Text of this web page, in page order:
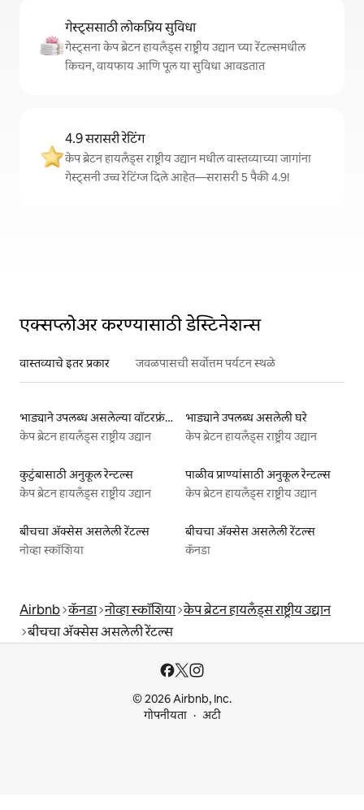
गेस्ट्ससाठी लोकप्रिय सुविधा
गेस्ट्सना केप ब्रेटन हायलँड्स राष्ट्रीय उद्यान च्या रेंटल्समधील
किचन, वायफाय आणि पूल या सुविधा आवडतात
4.9 सरासरी रेटिंग
केप ब्रेटन हायलँड्स राष्ट्रीय उद्यान मधील वास्तव्याच्या जागांना
गेस्ट्सनी उच्च रेटिंग्ज दिले आहेत—सरासरी 5 पैकी 4.9!
एक्सप्लोअर करण्यासाठी डेस्टिनेशन्स
वास्तव्याचे इतर प्रकार जवळपासची सर्वोत्तम पर्यटन स्थळे
भाड्याने उपलब्ध असलेल्या वॉटरफ्रंट लिस्टिंग्ज
केप ब्रेटन हायलँड्स राष्ट्रीय उद्यान
भाड्याने उपलब्ध असलेली घरे
केप ब्रेटन हायलँड्स राष्ट्रीय उद्यान
कुटुंबासाठी अनुकूल रेन्टल्स
केप ब्रेटन हायलँड्स राष्ट्रीय उद्यान
पाळीव प्राण्यांसाठी अनुकूल रेन्टल्स
केप ब्रेटन हायलँड्स राष्ट्रीय उद्यान
बीचचा ॲक्सेस असलेली रेंटल्स
नोव्हा स्कॉशिया
बीचचा ॲक्सेस असलेली रेंटल्स
कॅनडा
Airbnb कॅनडा नोव्हा स्कॉशिया केप ब्रेटन हायलँड्स राष्ट्रीय उद्यान
बीचचा ॲक्सेस असलेली रेंटल्स
© 2026 Airbnb, Inc.
गोपनीयता
अटी